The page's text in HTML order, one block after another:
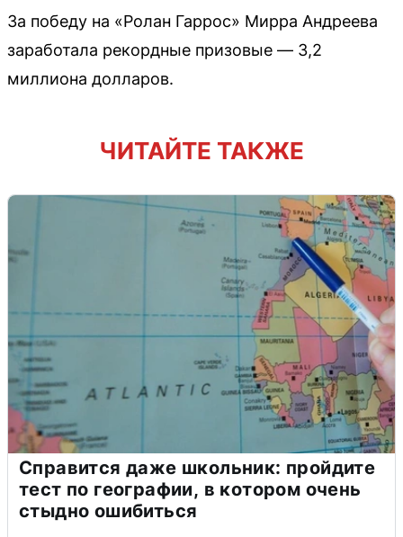
За победу на «Ролан Гаррос» Мирра Андреева
заработала рекордные призовые — 3,2
миллиона долларов.
ЧИТАЙТЕ ТАКЖЕ
Справится даже школьник: пройдите
тест по географии, в котором очень
стыдно ошибиться